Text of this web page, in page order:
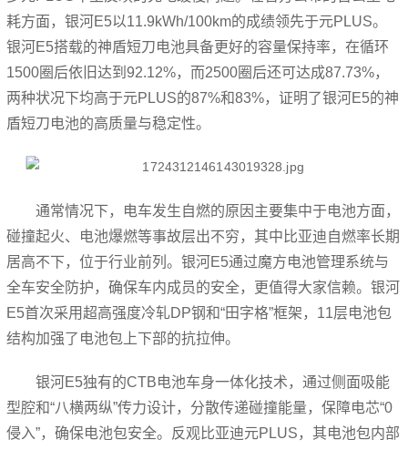
耗方面，银河E5以11.9kWh/100km的成绩领先于元PLUS。
银河E5搭载的神盾短刀电池具备更好的容量保持率，在循环
1500圈后依旧达到92.12%，而2500圈后还可达成87.73%，
两种状况下均高于元PLUS的87%和83%，证明了银河E5的神
盾短刀电池的高质量与稳定性。
通常情况下，电车发生自燃的原因主要集中于电池方面，
碰撞起火、电池爆燃等事故层出不穷，其中比亚迪自燃率长期
居高不下，位于行业前列。银河E5通过魔方电池管理系统与
全车安全防护，确保车内成员的安全，更值得大家信赖。银河
E5首次采用超高强度冷轧DP钢和“田字格”框架，11层电池包
结构加强了电池包上下部的抗拉伸。
银河E5独有的CTB电池车身一体化技术，通过侧面吸能
型腔和“八横两纵”传力设计，分散传递碰撞能量，保障电芯“0
侵入”，确保电池包安全。反观比亚迪元PLUS，其电池包内部